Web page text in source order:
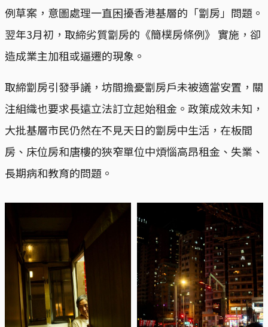
例草案，意圖處理一直困擾香港基層的「劏房」問題。
翌年3月初，取締劣質劏房的《簡樸房條例》 實施，卻
造成業主加租或逼遷的現象。
取締劏房引發爭議，坊間擔憂劏房戶未被適當安置，關
注組織也要求長遠立法訂立起始租金。政策成效未知，
大批基層市民仍然在不見天日的劏房中生活，在板間
房、床位房和唐樓的狹窄單位中煩惱高昂租金、失業、
長期病和教育的問題。